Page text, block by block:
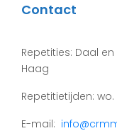
Contact
Repetities: Daal
Haag
Repetitietijden: wo.
E-mail: